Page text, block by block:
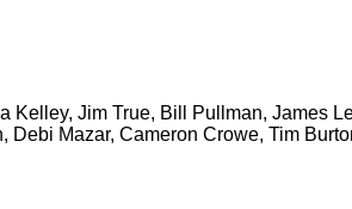
Kelley, Jim True, Bill Pullman, James
Debi Mazar, Cameron Crowe, Tim